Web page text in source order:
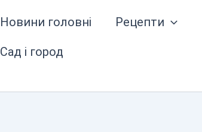
Новини головні Рецепти
Сад і город